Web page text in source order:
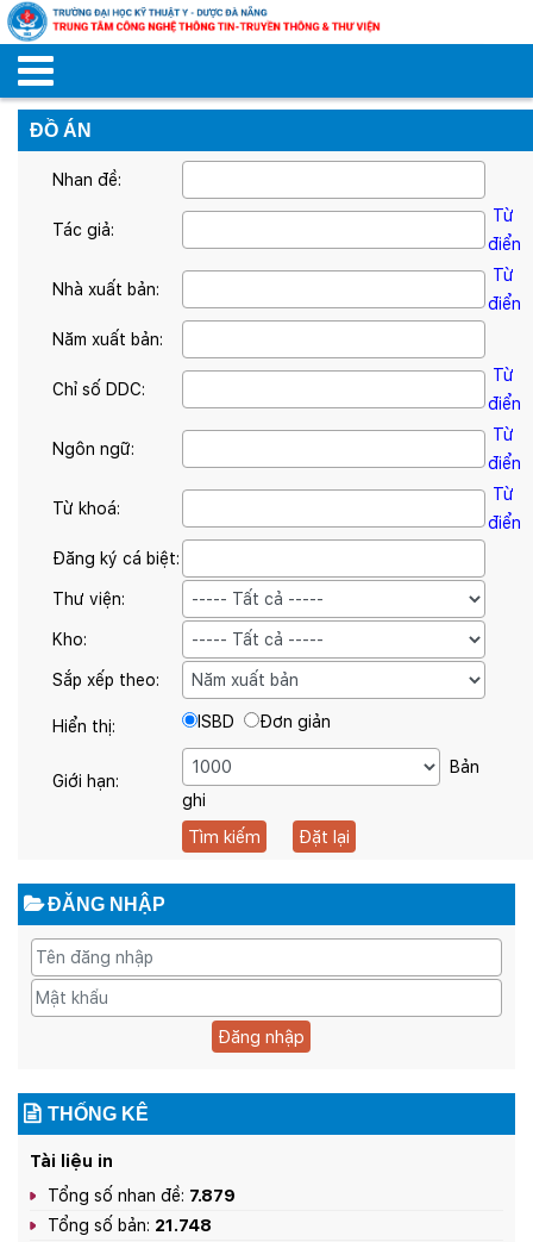
ĐỒ ÁN
Nhan đề:
Tác giả:
Từ
điển
Nhà xuất bản:
Từ
điển
Năm xuất bản:
Chỉ số DDC:
Từ
điển
Ngôn ngữ:
Từ
điển
Từ khoá:
Từ
điển
Đăng ký cá biệt:
Thư viện:
Kho:
Sắp xếp theo:
Hiển thị: ISBD Đơn giản
Giới hạn:
Bản
ghi
ĐĂNG NHẬP
Đăng nhập
THỐNG KÊ
Tài liệu in
Tổng số nhan đề: 7.879
Tổng số bản: 21.748